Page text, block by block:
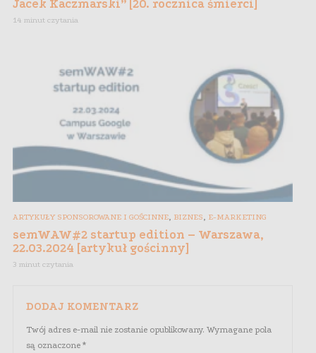
Jacek Kaczmarski” [20. rocznica śmierci]
14 minut czytania
ARTYKUŁY SPONSOROWANE I GOŚCINNE, BIZNES, E-MARKETING
semWAW#2 startup edition – Warszawa,
22.03.2024 [artykuł gościnny]
3 minut czytania
DODAJ KOMENTARZ
Twój adres e-mail nie zostanie opublikowany. Wymagane pola
są oznaczone *